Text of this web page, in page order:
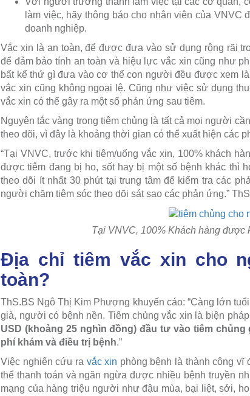
làm việc, hãy thông báo cho nhân viên của
doanh nghiệp.
Vắc xin là an toàn, để được đưa vào sử dụng rộng rãi
để đảm bảo tính an toàn và hiệu lực vắc xin cũng như
bất kể thứ gì đưa vào cơ thể con người đều được xem
vắc xin cũng không ngoại lệ. Cũng như việc sử dụng
vắc xin có thể gây ra một số phản ứng sau tiêm.
Nguyên tắc vàng trong tiêm chủng là tất cả mọi người
theo dõi, vì đây là khoảng thời gian có thể xuất hiện các
“Tại VNVC, trước khi tiêm/uống vắc xin, 100% khách
được tiêm đang bị ho, sốt hay bị một số bệnh khác thì
theo dõi ít nhất 30 phút tại trung tâm để kiểm tra các
người chăm tiêm sóc theo dõi sát sao các phản ứng.”
Tại VNVC, 100% Khách hàng được
Địa chỉ tiêm vắc xin cho
toàn?
ThS.BS Ngô Thị Kim Phượng khuyến cáo: “Càng lớn
già, người có bệnh nền. Tiêm chủng vắc xin là biện
USD (khoảng 25 nghìn đồng) đầu tư vào tiêm
phí khám và điều trị bệnh.”
Việc nghiên cứu ra vắc xin phòng bệnh là thành công vĩ
thể thanh toán và ngăn ngừa được nhiều bệnh truyền
mạng của hàng triệu người như đậu mùa, bại liệt, sởi,